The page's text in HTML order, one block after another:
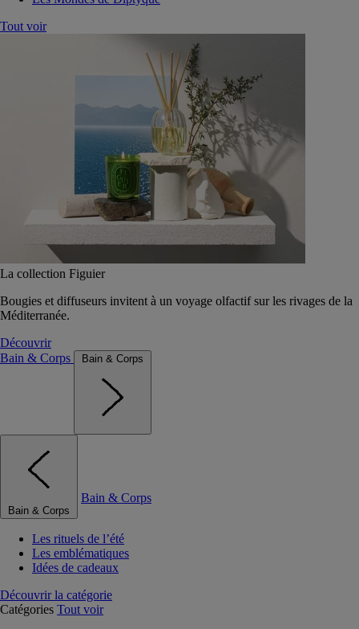
Tout voir
La collection Figuier
Bougies et diffuseurs invitent à un voyage olfactif sur les rivages de la
Méditerranée.
Découvrir
Bain & Corps
Bain & Corps
Bain & Corps
Bain & Corps
Les rituels de l’été
Les emblématiques
Idées de cadeaux
Découvrir la catégorie
Catégories Tout voir